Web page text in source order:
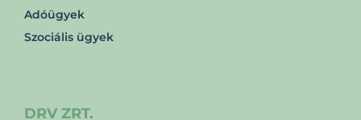
Adóügyek
Szociális ügyek
DRV ZRT.